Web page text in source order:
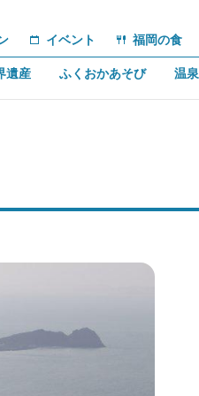
イベント 福岡の食
遺産 ふくおかあそび 温泉